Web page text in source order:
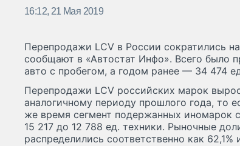
16:12, 21 Мая 2019
Перепродажи LCV в России сократились
сообщают в «Автостат Инфо». Всего было
авто с пробегом, а годом ранее — 34 474
Перепродажи LCV российских марок
аналогичному периоду прошлого года, то
же время сегмент подержанных иномарок
15 217 до 12 788 ед. техники. Рыночные
распределились соответственно как 62,1%